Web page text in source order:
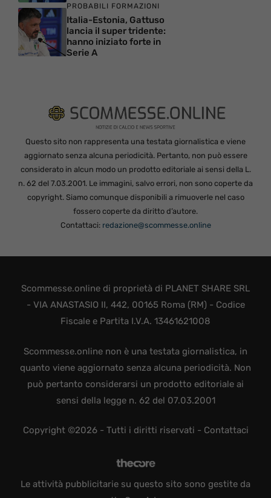
PROBABILI FORMAZIONI
Italia-Estonia, Gattuso
lancia il super tridente:
hanno iniziato forte in
Serie A
Questo sito non rappresenta una testata giornalistica e viene
aggiornato senza alcuna periodicità. Pertanto, non può essere
considerato in alcun modo un prodotto editoriale ai sensi della L.
n. 62 del 7.03.2001. Le immagini, salvo errori, non sono coperte da
copyright. Siamo comunque disponibili a rimuoverle nel caso
fossero coperte da diritto d’autore.
Contattaci: redazione@scommesse.online
Scommesse.online di proprietà di PLANET SHARE SRL
- VIA ANASTASIO II, 442, 00165 Roma (RM) - Codice
Fiscale e Partita I.V.A. 13461621008
Scommesse.online non è una testata giornalistica, in
quanto viene aggiornato senza alcuna periodicità. Non
può pertanto considerarsi un prodotto editoriale ai
sensi della legge n. 62 del 07.03.2001
Copyright ©2026 - Tutti i diritti riservati - Contattaci
Le attività pubblicitarie su questo sito sono gestite da